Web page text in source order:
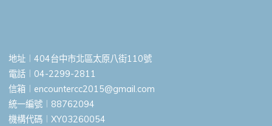
地址︱404台中市北區太原八街110號
電話︱04-2299-2811
信箱︱ encountercc2015@gmail.com
統一編號︱88762094
機構代碼︱XY03260054